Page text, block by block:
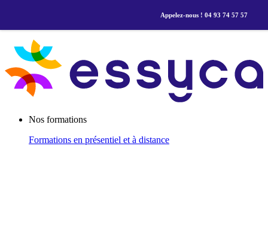
Appelez-nous ! 04 93 74 57 57
Nos formations
Formations en présentiel et à distance